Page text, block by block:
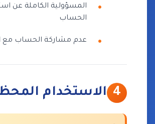
المسؤولية الكاملة عن
الحساب
عدم مشاركة الحساب مع
4 الاستخدام